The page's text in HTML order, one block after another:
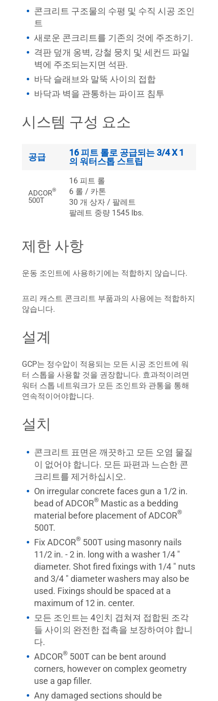
콘크리트 구조물의 수평 및 수직 시공 조인
트
새로운 콘크리트를 기존의 것에 주조하기.
격판 덮개 옹벽, 강철 뭉치 및 세컨드 파일
벽에 주조되는지면 석판.
바닥 슬래브와 말뚝 사이의 접합
바닥과 벽을 관통하는 파이프 침투
시스템 구성 요소
공급
16 피트 롤로 공급되는 3/4 X 1
의 워터스톱 스트립
ADCOR®
500T
16 피트 롤
6 롤 / 카톤
30 개 상자 / 팔레트
팔레트 중량 1545 lbs.
제한 사항
운동 조인트에 사용하기에는 적합하지 않습니다.
프리 캐스트 콘크리트 부품과의 사용에는 적합하지
않습니다.
설계
GCP는 정수압이 적용되는 모든 시공 조인트에 워
터 스톱을 사용할 것을 권장합니다. 효과적이려면
워터 스톱 네트워크가 모든 조인트와 관통을 통해
연속적이어야합니다.
설치
콘크리트 표면은 깨끗하고 모든 오염 물질
이 없어야 합니다. 모든 파편과 느슨한 콘
크리트를 제거하십시오.
On irregular concrete faces gun a 1/2 in.
bead of ADCOR® Mastic as a bedding
material before placement of ADCOR®
500T.
Fix ADCOR® 500T using masonry nails
11/2 in. - 2 in. long with a washer 1/4 "
diameter. Shot fired fixings with 1/4 " nuts
and 3/4 " diameter washers may also be
used. Fixings should be spaced at a
maximum of 12 in. center.
모든 조인트는 4인치 겹쳐져 접합된 조각
들 사이의 완전한 접촉을 보장하여야 합니
다.
ADCOR® 500T can be bent around
corners, however on complex geometry
use a gap filler.
Any damaged sections should be